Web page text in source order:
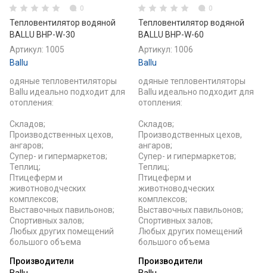
0
Тепловентилятор водяной
BALLU BHP-W-30
Артикул: 1005
Ballu
одяные тепловентиляторы
Ballu идеально подходит для
отопления:
Складов;
Производственных цехов,
ангаров;
Супер- и гипермаркетов;
Теплиц;
Птицеферм и
животноводческих
комплексов;
Выставочных павильонов;
Спортивных залов;
Любых других помещений
большого объема
Производители
0
Тепловентилятор водяной
BALLU BHP-W-60
Артикул: 1006
Ballu
одяные тепловентиляторы
Ballu идеально подходит для
отопления:
Складов;
Производственных цехов,
ангаров;
Супер- и гипермаркетов;
Теплиц;
Птицеферм и
животноводческих
комплексов;
Выставочных павильонов;
Спортивных залов;
Любых других помещений
большого объема
Производители